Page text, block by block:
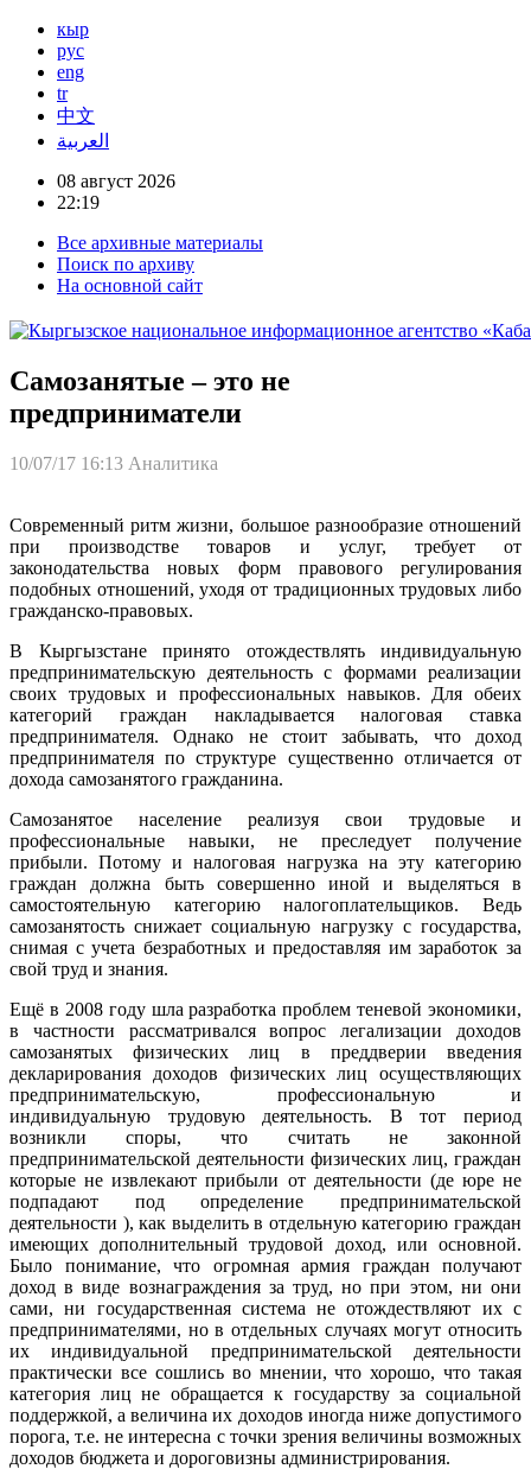
кыр
рус
eng
tr
中文
العربية
08 август 2026
22:19
Все архивные материалы
Поиск по архиву
На основной сайт
Самозанятые – это не
предприниматели
10/07/17 16:13 Аналитика
Современный ритм жизни, большое разнообразие отношений
при производстве товаров и услуг, требует от
законодательства новых форм правового регулирования
подобных отношений, уходя от традиционных трудовых либо
гражданско-правовых.
В Кыргызстане принято отождествлять индивидуальную
предпринимательскую деятельность с формами реализации
своих трудовых и профессиональных навыков. Для обеих
категорий граждан накладывается налоговая ставка
предпринимателя. Однако не стоит забывать, что доход
предпринимателя по структуре существенно отличается от
дохода самозанятого гражданина.
Самозанятое население реализуя свои трудовые и
профессиональные навыки, не преследует получение
прибыли. Потому и налоговая нагрузка на эту категорию
граждан должна быть совершенно иной и выделяться в
самостоятельную категорию налогоплательщиков. Ведь
самозанятость снижает социальную нагрузку с государства,
снимая с учета безработных и предоставляя им заработок за
свой труд и знания.
Ещё в 2008 году шла разработка проблем теневой экономики,
в частности рассматривался вопрос легализации доходов
самозанятых физических лиц в преддверии введения
декларирования доходов физических лиц осуществляющих
предпринимательскую, профессиональную и
индивидуальную трудовую деятельность. В тот период
возникли споры, что считать не законной
предпринимательской деятельности физических лиц, граждан
которые не извлекают прибыли от деятельности (де юре не
подпадают под определение предпринимательской
деятельности ), как выделить в отдельную категорию граждан
имеющих дополнительный трудовой доход, или основной.
Было понимание, что огромная армия граждан получают
доход в виде вознаграждения за труд, но при этом, ни они
сами, ни государственная система не отождествляют их с
предпринимателями, но в отдельных случаях могут относить
их индивидуальной предпринимательской деятельности
практически все сошлись во мнении, что хорошо, что такая
категория лиц не обращается к государству за социальной
поддержкой, а величина их доходов иногда ниже допустимого
порога, т.е. не интересна с точки зрения величины возможных
доходов бюджета и дороговизны администрирования.